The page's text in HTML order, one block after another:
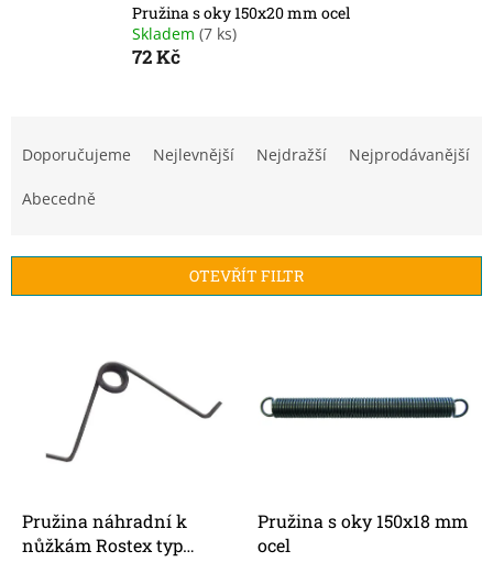
Pružina s oky 150x20 mm ocel
Skladem (7 ks)
72 Kč
í
r
Doporučujeme Nejlevnější Nejdražší Nejprodávanější
Abecedně
OTEVŘÍT FILTR
d
u
Pružina náhradní k
nůžkám Rostex typ
Pružina s oky 150x18 mm
ocel